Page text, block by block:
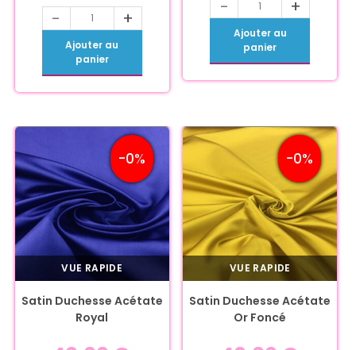
- +
Ajouter au
panier
- +
Ajouter au
panier
-0%
VUE RAPIDE
Satin Duchesse Acétate
Royal
-0%
VUE RAPIDE
Satin Duchesse Acétate
Or Foncé